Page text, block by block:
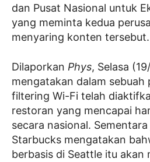
dan Pusat Nasional untuk
yang meminta kedua
menyaring konten tersebut.
Dilaporkan Phys, Selasa
mengatakan dalam sebuah
filtering Wi-Fi telah
restoran yang mencapai
secara nasional.
Starbucks mengatakan
berbasis di Seattle itu akan